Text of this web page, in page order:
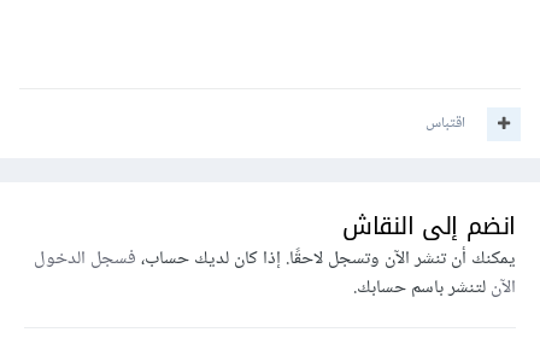
اقتباس
انضم إلى النقاش
يمكنك أن تنشر الآن وتسجل لاحقًا. إذا كان لديك حساب،فسجل الدخول
الآنلتنشر باسم حسابك.